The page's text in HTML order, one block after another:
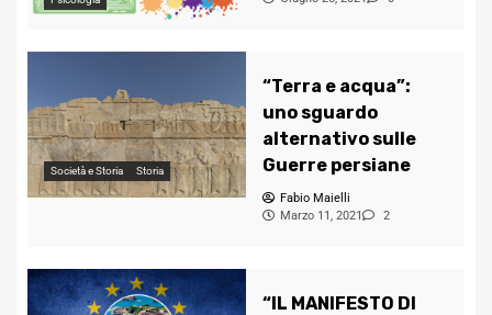
Società e Storia Storia
“Terra e acqua”:
uno sguardo
alternativo sulle
Guerre persiane
Fabio Maielli
Marzo 11, 2021
2
“IL MANIFESTO DI